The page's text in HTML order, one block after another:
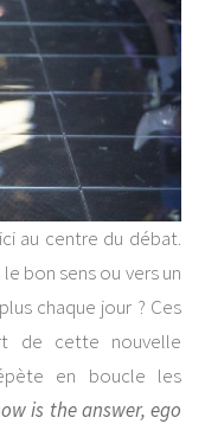
au centre du débat.
bon sens ou vers un
chaque jour ? Ces
de cette nouvelle
en boucle les
is the answer, ego